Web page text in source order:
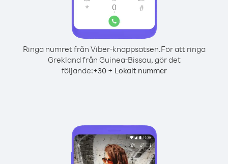
Ringa numret från Viber-knappsatsen.För att ringa
Grekland från Guinea-Bissau, gör det
följande:+30+ Lokalt nummer